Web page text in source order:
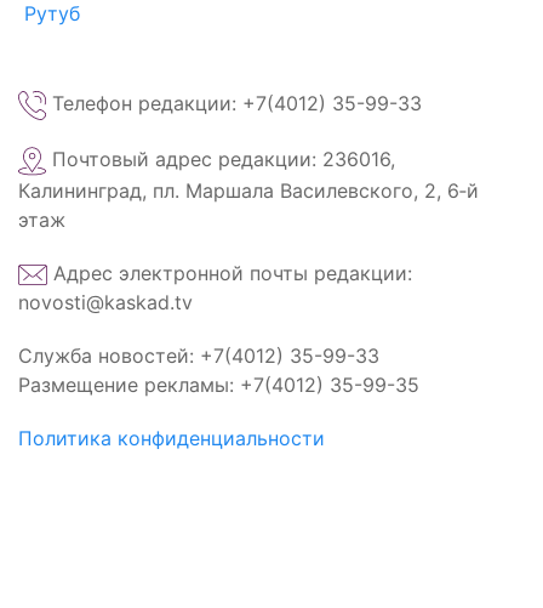
Рутуб
Телефон редакции: +7(4012) 35-99-33
Почтовый адрес редакции: 236016,
Калининград, пл. Маршала Василевского, 2, 6‑й
этаж
Адрес электронной почты редакции:
novosti@kaskad.tv
Служба новостей: +7(4012) 35-99-33
Размещение рекламы: +7(4012) 35-99-35
Политика конфиденциальности